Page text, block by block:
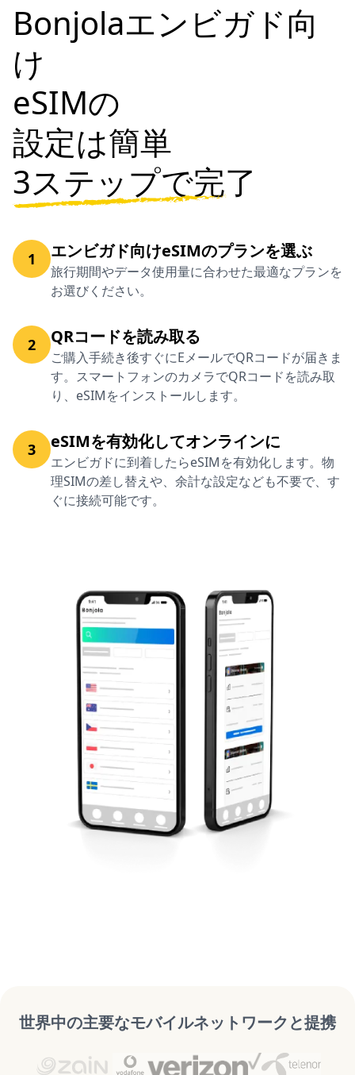
Bonjolaエンビガド向
け
eSIMの
設定は簡単
3ステップで完了
1 エンビガド向けeSIMのプランを選ぶ
旅行期間やデータ使用量に合わせた最適なプランを
お選びください。
2 QRコードを読み取る
ご購入手続き後すぐにEメールでQRコードが届きま
す。スマートフォンのカメラでQRコードを読み取
り、eSIMをインストールします。
3 eSIMを有効化してオンラインに
エンビガドに到着したらeSIMを有効化します。物
理SIMの差し替えや、余計な設定なども不要で、す
ぐに接続可能です。
世界中の主要なモバイルネットワークと提携